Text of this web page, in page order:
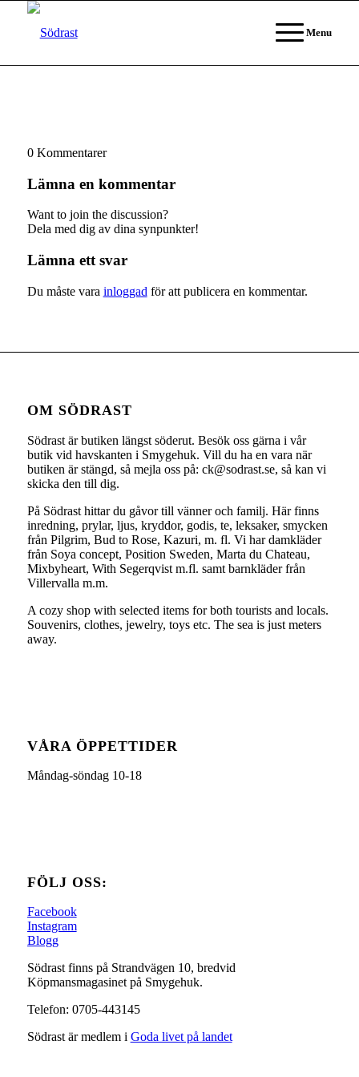
Menu
0 Kommentarer
Lämna en kommentar
Want to join the discussion?
Dela med dig av dina synpunkter!
Lämna ett svar
Du måste vara inloggad för att publicera en kommentar.
OM SÖDRAST
Södrast är butiken längst söderut. Besök oss gärna i vår
butik vid havskanten i Smygehuk. Vill du ha en vara när
butiken är stängd, så mejla oss på: ck@sodrast.se, så kan vi
skicka den till dig.
På Södrast hittar du gåvor till vänner och familj. Här finns
inredning, prylar, ljus, kryddor, godis, te, leksaker, smycken
från Pilgrim, Bud to Rose, Kazuri, m. fl. Vi har damkläder
från Soya concept, Position Sweden, Marta du Chateau,
Mixbyheart, With Segerqvist m.fl. samt barnkläder från
Villervalla m.m.
A cozy shop with selected items for both tourists and locals.
Souvenirs, clothes, jewelry, toys etc. The sea is just meters
away.
VÅRA ÖPPETTIDER
Måndag-söndag 10-18
FÖLJ OSS:
Facebook
Instagram
Blogg
Södrast finns på Strandvägen 10, bredvid
Köpmansmagasinet på Smygehuk.
Telefon: 0705-443145
Södrast är medlem i Goda livet på landet